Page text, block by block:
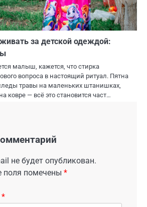
за детской одеждой:
малыш, кажется, что стирка
вопроса в настоящий ритуал. Пятна
травы на маленьких штанишках,
ковре — всё это становится част…
не будет опубликован.
поля помечены *
*